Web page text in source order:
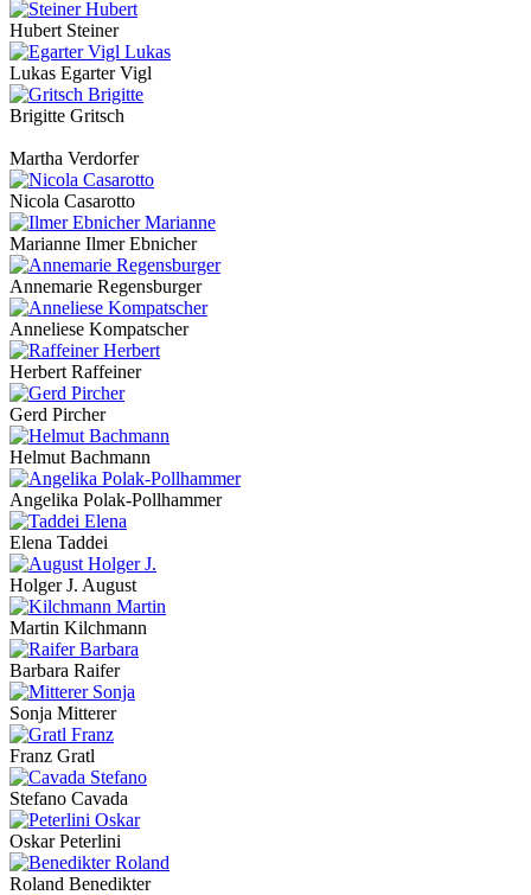
Hubert Steiner
Lukas Egarter Vigl
Brigitte Gritsch
Martha Verdorfer
Nicola Casarotto
Marianne Ilmer Ebnicher
Annemarie Regensburger
Anneliese Kompatscher
Herbert Raffeiner
Gerd Pircher
Helmut Bachmann
Angelika Polak-Pollhammer
Elena Taddei
Holger J. August
Martin Kilchmann
Barbara Raifer
Sonja Mitterer
Franz Gratl
Stefano Cavada
Oskar Peterlini
Roland Benedikter